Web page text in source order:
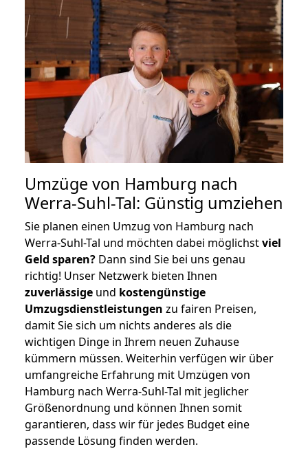
Umzüge von Hamburg nach
Werra-Suhl-Tal: Günstig umziehen
Sie planen einen Umzug von Hamburg nach
Werra-Suhl-Tal und möchten dabei möglichstviel
Geld sparen? Dann sind Sie bei uns genau
richtig! Unser Netzwerk bieten Ihnen
zuverlässige und kostengünstige
Umzugsdienstleistungen zu fairen Preisen,
damit Sie sich um nichts anderes als die
wichtigen Dinge in Ihrem neuen Zuhause
kümmern müssen. Weiterhin verfügen wir über
umfangreiche Erfahrung mit Umzügen von
Hamburg nach Werra-Suhl-Tal mit jeglicher
Größenordnung und können Ihnen somit
garantieren, dass wir für jedes Budget eine
passende Lösung finden werden.